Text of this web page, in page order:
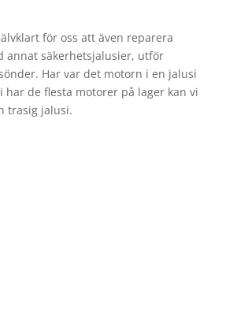
för oss att även reparera
annat säkerhetsjalusier, utför
Har var det motorn i en jalusi
de flesta motorer på lager kan vi
trasig jalusi.